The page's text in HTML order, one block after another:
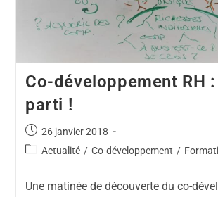
Co-développement RH :
parti !
26 janvier 2018
Actualité / Co-développement /
Une matinée de découverte du co-